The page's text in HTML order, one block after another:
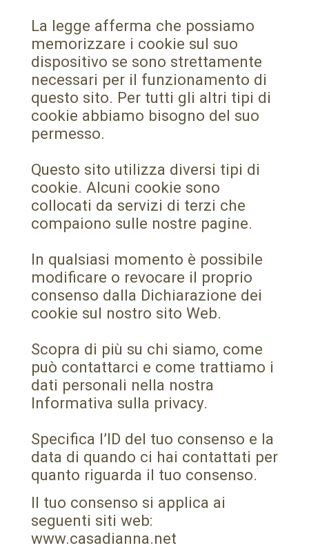
La legge afferma che possiamo
memorizzare i cookie sul suo
dispositivo se sono strettamente
necessari per il funzionamento di
questo sito. Per tutti gli altri tipi di
cookie abbiamo bisogno del suo
permesso.
Questo sito utilizza diversi tipi di
cookie. Alcuni cookie sono
collocati da servizi di terzi che
compaiono sulle nostre pagine.
In qualsiasi momento è possibile
modificare o revocare il proprio
consenso dalla Dichiarazione dei
cookie sul nostro sito Web.
Scopra di più su chi siamo, come
può contattarci e come trattiamo i
dati personali nella nostra
Informativa sulla privacy.
Specifica l’ID del tuo consenso e la
data di quando ci hai contattati per
quanto riguarda il tuo consenso.
Il tuo consenso si applica ai
seguenti siti web:
www.casadianna.net